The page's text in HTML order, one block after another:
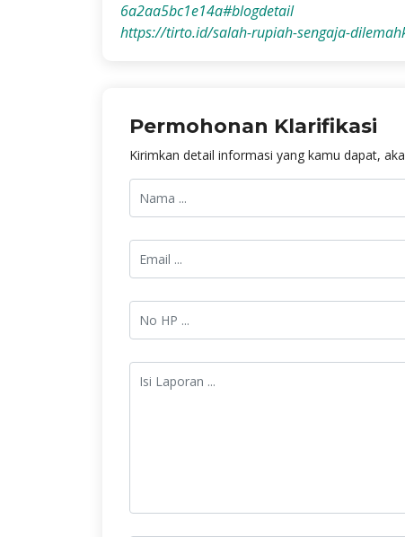
6a2aa5bc1e14a#blogdetail
https://tirto.id/salah-rupiah-sengaja-
Permohonan Klarifikasi
Kirimkan detail informasi yang kamu dapat,